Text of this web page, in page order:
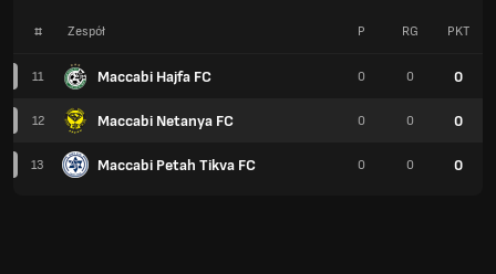
# Zespół
11 Maccabi Hajfa FC
12 Maccabi Netanya FC
13 Maccabi Petah Tikva FC
P RG PKT
0 0 0
0 0 0
0 0 0